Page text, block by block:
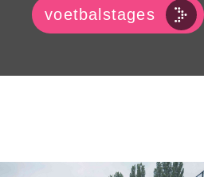
voetbalstages